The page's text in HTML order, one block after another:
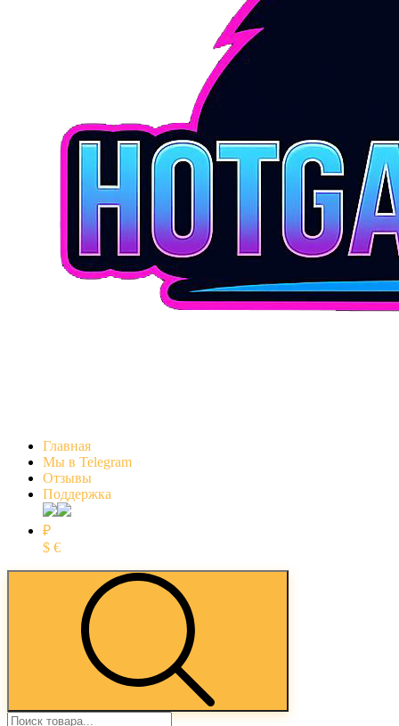
Главная
Мы в Telegram
Отзывы
Поддержка
₽
$ €